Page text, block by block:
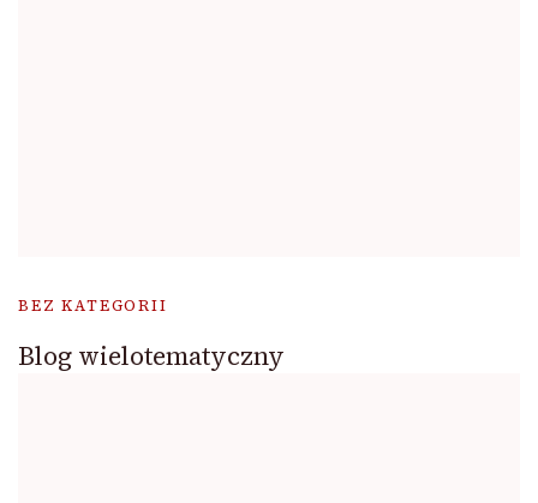
BEZ KATEGORII
Blog wielotematyczny